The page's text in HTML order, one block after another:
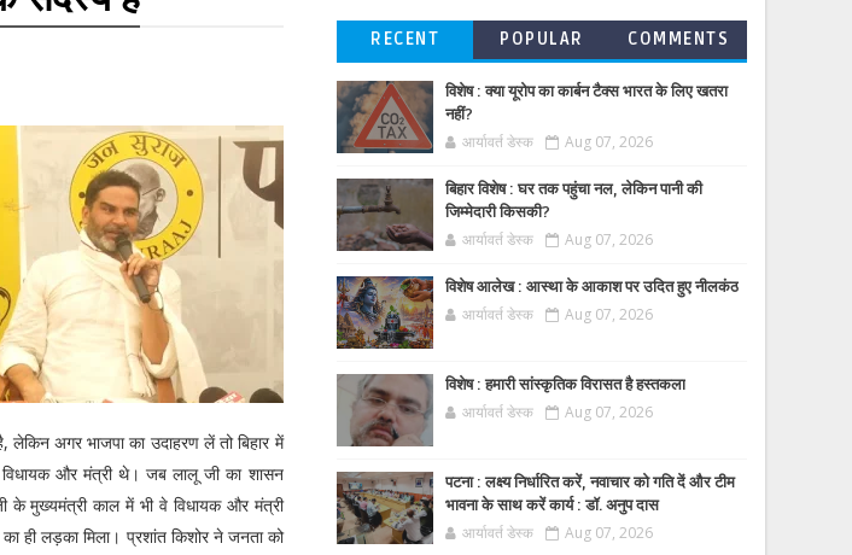
लेकिन अगर भाजपा का उदाहरण लें तो बिहार में
और मंत्री थे। जब लालू जी का शासन
के मुख्यमंत्री काल में भी वे विधायक और मंत्री
ही लड़का मिला। प्रशांत किशोर ने जनता को
RECENT POPULAR COMMENTS
विशेष : क्या यूरोप का कार्बन टैक्स भारत के लिए खतरा
नहीं?
आर्यावर्त डेस्क Aug 07, 2026
बिहार विशेष : घर तक पहुंचा नल, लेकिन पानी की
जिम्मेदारी किसकी?
आर्यावर्त डेस्क Aug 07, 2026
विशेष आलेख : आस्था के आकाश पर उदित हुए नीलकंठ
आर्यावर्त डेस्क Aug 07, 2026
विशेष : हमारी सांस्कृतिक विरासत है हस्तकला
आर्यावर्त डेस्क Aug 07, 2026
पटना : लक्ष्य निर्धारित करें, नवाचार को गति दें और टीम
भावना के साथ करें कार्य : डॉ. अनुप दास
आर्यावर्त डेस्क Aug 07, 2026